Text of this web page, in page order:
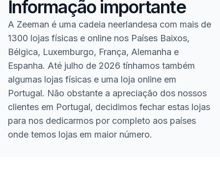
Informação importante
A Zeeman é uma cadeia neerlandesa com mais de
1300 lojas físicas e online nos Países Baixos,
Bélgica, Luxemburgo, França, Alemanha e
Espanha. Até julho de 2026 tínhamos também
algumas lojas físicas e uma loja online em
Portugal. Não obstante a apreciação dos nossos
clientes em Portugal, decidimos fechar estas lojas
para nos dedicarmos por completo aos países
onde temos lojas em maior número.